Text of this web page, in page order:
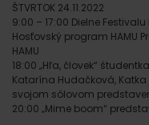
ŠTVRTOK 24.11.2022
9:00 – 17:00 Dielne Festivalu
Hosťovský program HAMU
HAMU
18:00 „Hľa, človek“
Katarína Hudačková,
svojom sólovom
20:00 „Mime boom“